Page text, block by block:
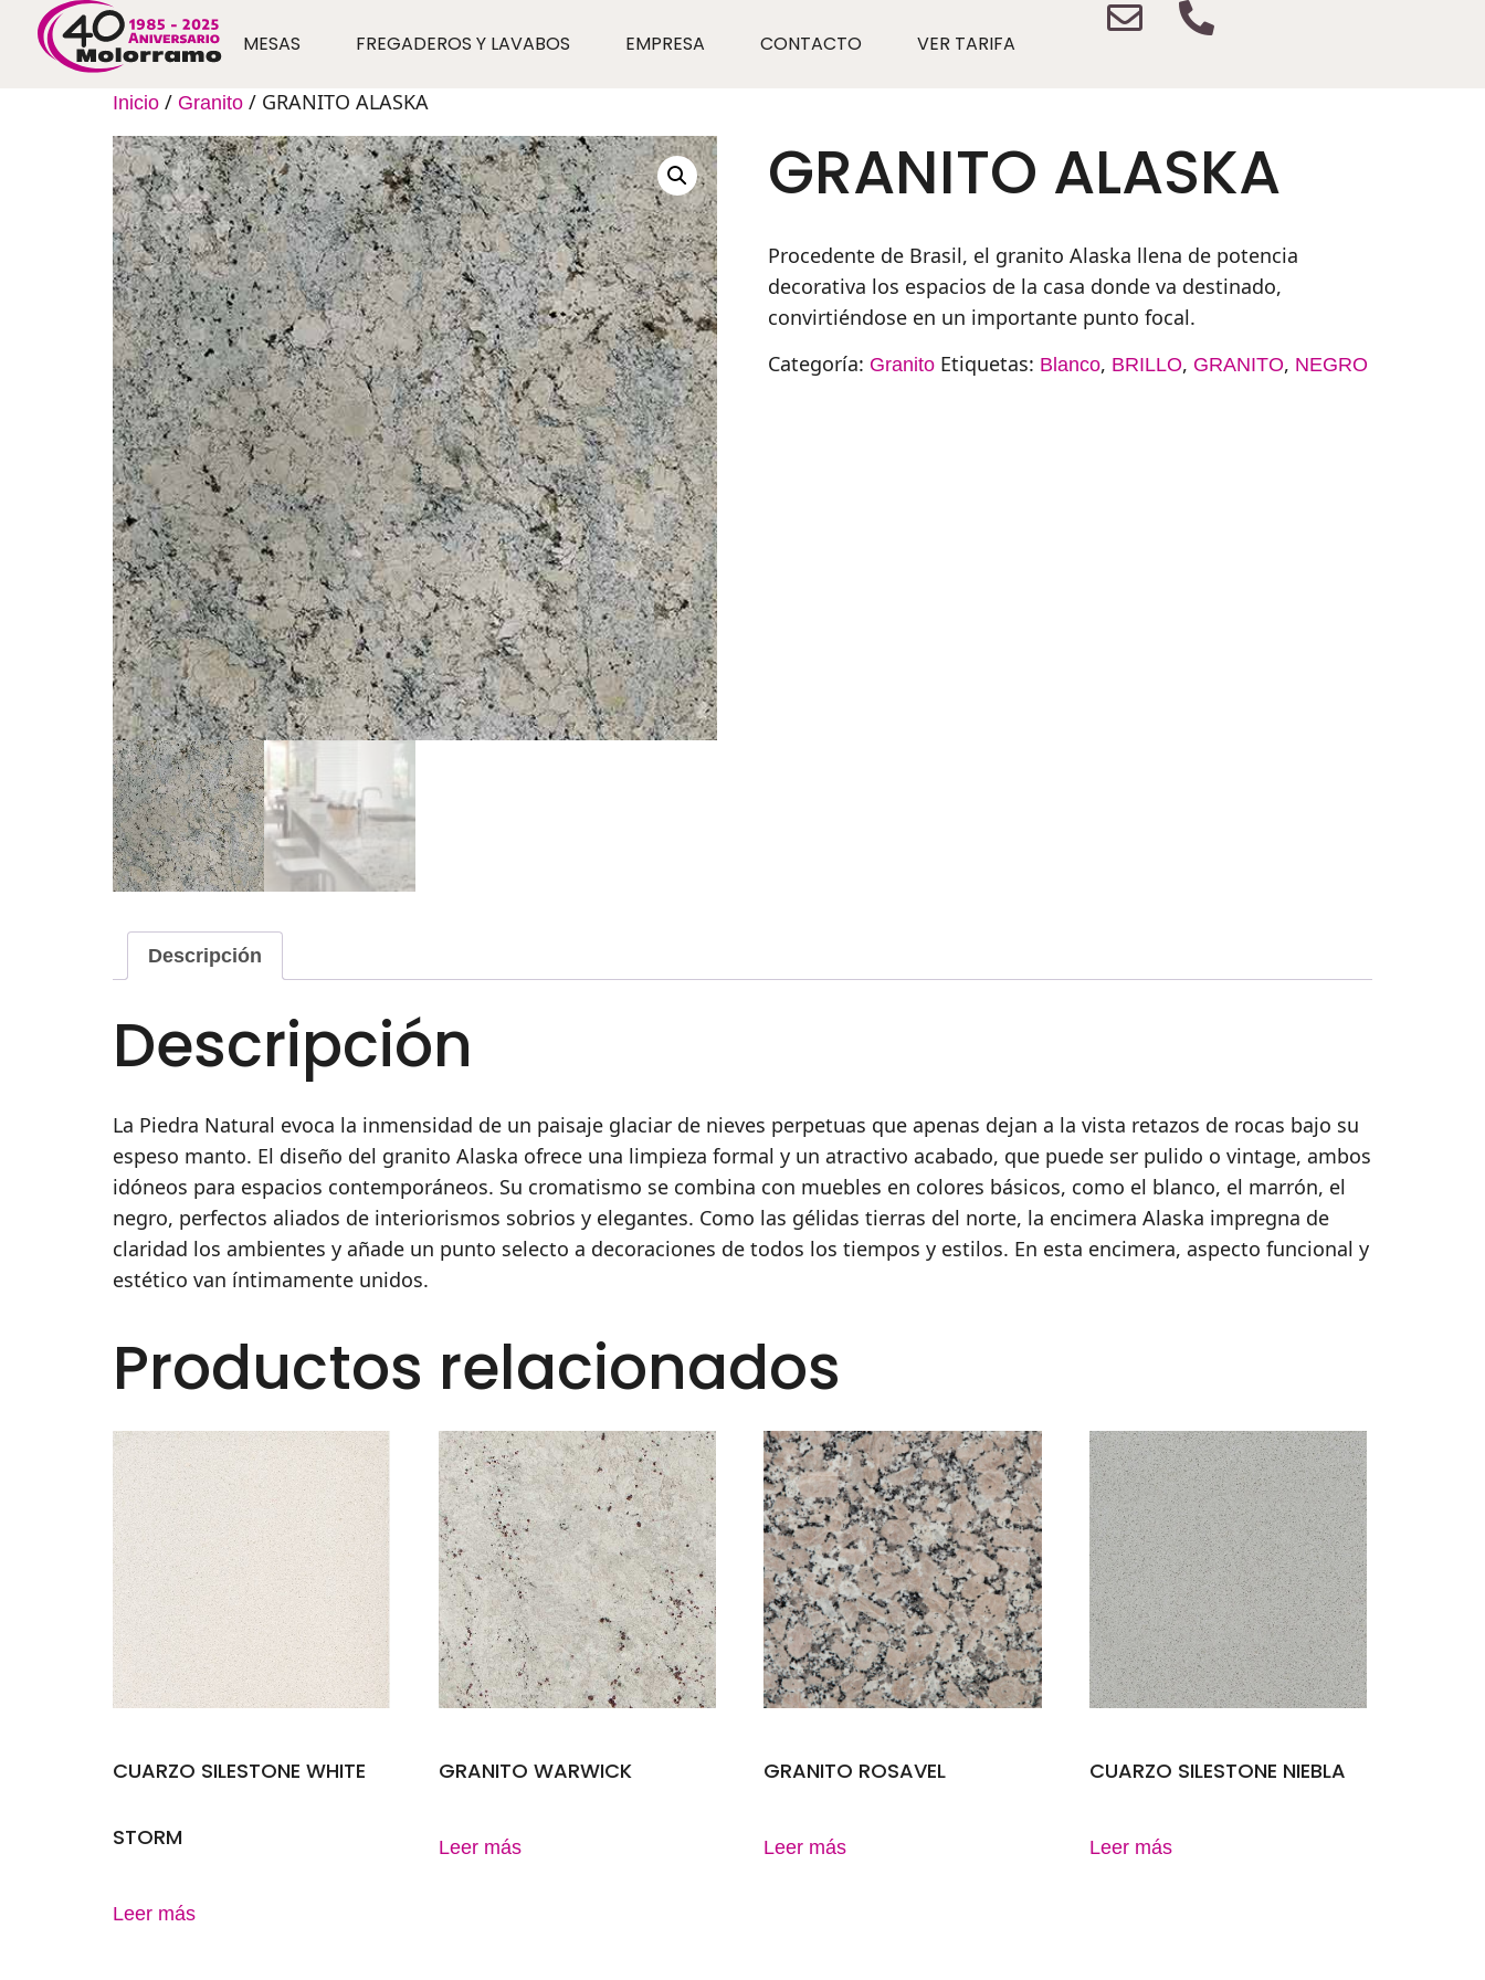
MESAS FREGADEROS Y LAVABOS EMPRESA CONTACTO VER TARIFA
Inicio / Granito / GRANITO ALASKA
GRANITO ALASKA
Procedente de Brasil, el granito Alaska llena de potencia
decorativa los espacios de la casa donde va destinado,
convirtiéndose en un importante punto focal.
Categoría: Granito Etiquetas: Blanco, BRILLO, GRANITO, NEGRO
Descripción
Descripción
La Piedra Natural evoca la inmensidad de un paisaje glaciar de nieves perpetuas que apenas dejan a la vista retazos de rocas bajo su
espeso manto. El diseño del granito Alaska ofrece una limpieza formal y un atractivo acabado, que puede ser pulido o vintage, ambos
idóneos para espacios contemporáneos. Su cromatismo se combina con muebles en colores básicos, como el blanco, el marrón, el
negro, perfectos aliados de interiorismos sobrios y elegantes. Como las gélidas tierras del norte, la encimera Alaska impregna de
claridad los ambientes y añade un punto selecto a decoraciones de todos los tiempos y estilos. En esta encimera, aspecto funcional y
estético van íntimamente unidos.
Productos relacionados
CUARZO SILESTONE WHITE
STORM
Leer más
GRANITO WARWICK
Leer más
GRANITO ROSAVEL
Leer más
CUARZO SILESTONE NIEBLA
Leer más